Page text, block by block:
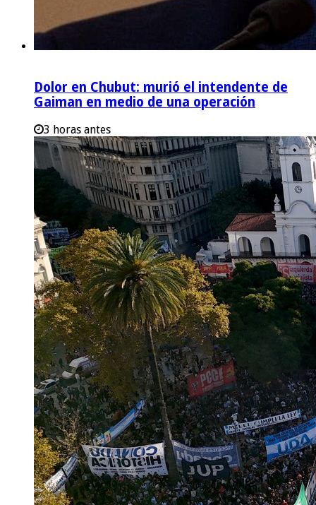
Dolor en Chubut: murió el intendente de
Gaiman en medio de una operación
3 horas antes